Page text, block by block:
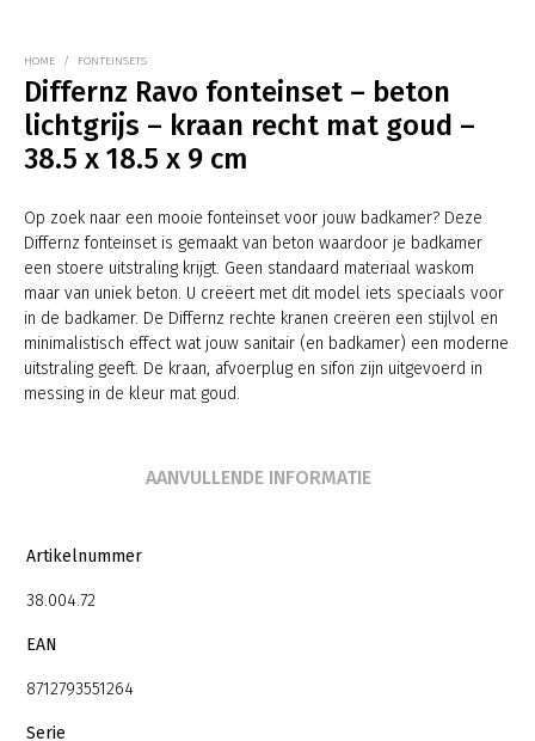
HOME / FONTEINSETS
Differnz Ravo fonteinset – beton
lichtgrijs – kraan recht mat goud –
38.5 x 18.5 x 9 cm
Op zoek naar een mooie fonteinset voor jouw badkamer? Deze
Differnz fonteinset is gemaakt van beton waardoor je badkamer
een stoere uitstraling krijgt. Geen standaard materiaal waskom
maar van uniek beton. U creëert met dit model iets speciaals voor
in de badkamer. De Differnz rechte kranen creëren een stijlvol en
minimalistisch effect wat jouw sanitair (en badkamer) een moderne
uitstraling geeft. De kraan, afvoerplug en sifon zijn uitgevoerd in
messing in de kleur mat goud.
AANVULLENDE INFORMATIE
Artikelnummer
38.004.72
EAN
8712793551264
Serie